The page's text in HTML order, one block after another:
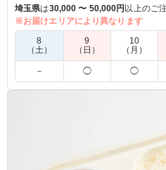
※季節によって野菜の内容が異な
※オプションにてスリーブケース
す。ご希望の際は下記「ご飯の
初めてのオーベルジーヌカレ
の声です。ファーストオーダ
菜カレーを注文させていただ
あろう新鮮な野菜が、大きめ
埼玉県は30,000 〜 50,000円以上のご
※お届けエリアにより異なります
8
（土）
9
（日）
10
（月）
－ ◯ ◯